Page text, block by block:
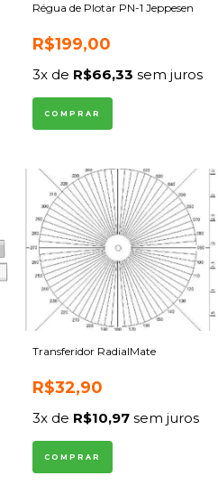
Régua de Plotar PN-1 Jeppesen
R$199,00
3x de R$66,33 sem juros
Transferidor RadialMate
R$32,90
3x de R$10,97sem juros